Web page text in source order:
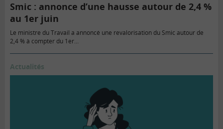
Smic : annonce d’une hausse autour de 2,4 %
au 1er juin
Le ministre du Travail a annoncé une revalorisation du Smic autour de
2,4 % à compter du 1er…
Actualités